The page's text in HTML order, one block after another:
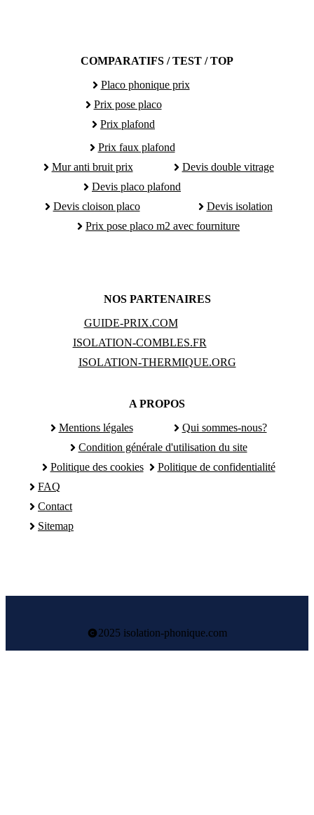
COMPARATIFS / TEST / TOP
Placo phonique prix
Prix pose placo
Prix plafond
Prix faux plafond
Mur anti bruit prix
Devis double vitrage
Devis placo plafond
Devis cloison placo
Devis isolation
Prix pose placo m2 avec fourniture
NOS PARTENAIRES
GUIDE-PRIX.COM
ISOLATION-COMBLES.FR
ISOLATION-THERMIQUE.ORG
A PROPOS
Mentions légales
Qui sommes-nous?
Condition générale d'utilisation du site
Politique des cookies
Politique de confidentialité
FAQ
Contact
Sitemap
2025 isolation-phonique.com